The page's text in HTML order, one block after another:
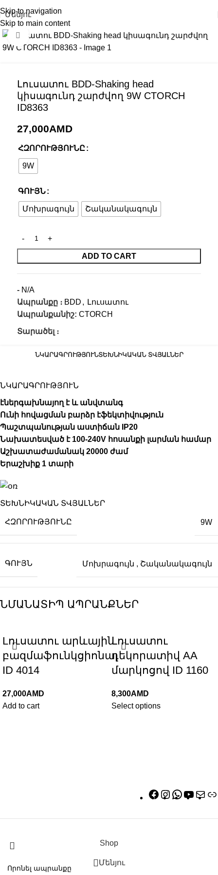
Skip to navigation
Skip to main content
Մենյու
Click to enlarge
Լուսատու BDD-Shaking head
կիսագունդ շարժվող 9W CTORCH
ID8363
27,000AMD
ՀԶՈՐՈՒԹՅՈՒՆԸ
9W
ԳՈՒՅՆ
Մոխրագույն Շականակագույն
ADD TO CART
- N/A
Ապրանքը ։ BDD , Լուսատու
Ապրանքանիշ: CTORCH
Տարածել ։
ՆԿԱՐԱԳՐՈՒԹՅՈՒՆՏԵԽՆԻԿԱԿԱՆ ՏՎՅԱԼՆԵՐ
ՆԿԱՐԱԳՐՈՒԹՅՈՒՆ
էներգախնայող է և անվտանգ
Ունի հովացման բարձր էֆեկտիվություն
Պաշտպանության աստիճան IP20
Նախատեսված է 100-240V հոսանքի լարման համար
Աշխատաժամանակ 20000 ժամ
Երաշխիք 1 տարի
ՏԵԽՆԻԿԱԿԱՆ ՏՎՅԱԼՆԵՐ
ՀԶՈՐՈՒԹՅՈՒՆԸ 9W
ԳՈՒՅՆ Մոխրագույն , Շականակագույն
ՆՄԱՆԱՏԻՊ ԱՊՐԱՆՔՆԵՐ
Lուսատու արևային
բազմաֆունկցիոնալ
ID 4014
27,000AMD
Add to cart
Լուսատու
դեկորատիվ AA
մարկոցով ID 1160
8,300AMD
Select options
Shop
Մենյու